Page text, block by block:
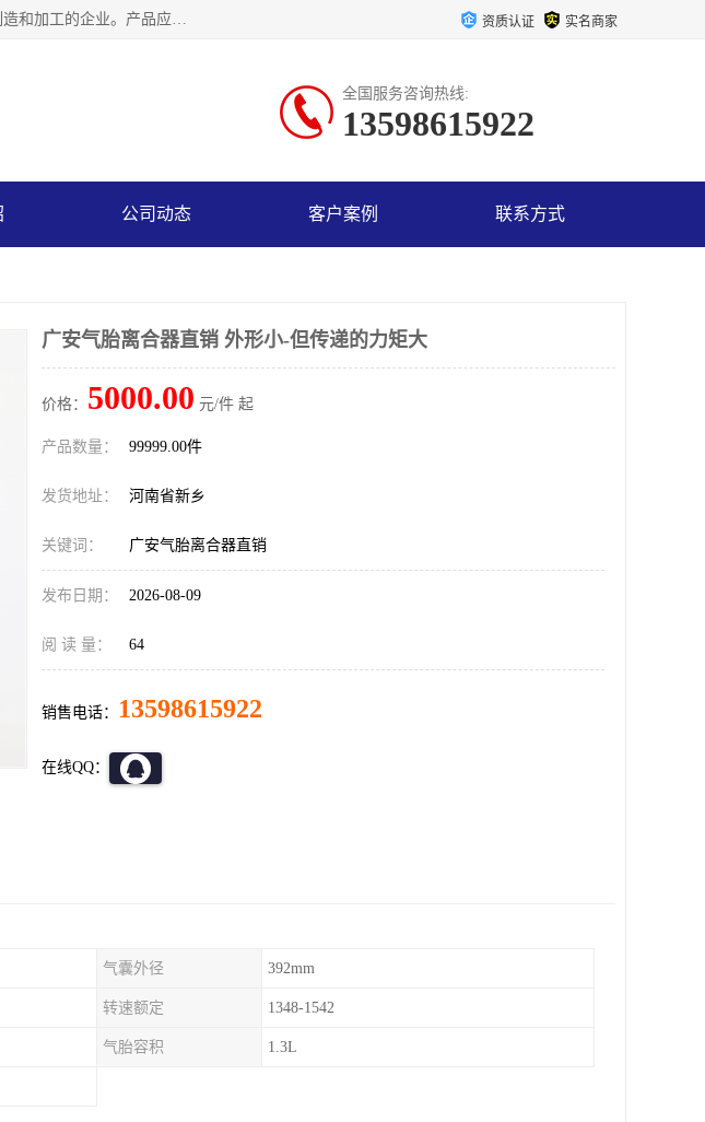
河南大林橡胶通信器材有限公司是一个专注于各种橡胶件、离合器及配件、泥浆泵及配件等产品设计制造和加工的企业。产品应用于矿山、冶金、石油、钢铁、化工、水泥、船舶、造纸、通用机械等各种大功率机械传动或制动装置。 资质认证 实名商家
全国服务咨询热线:
13598615922
公司动态 客户案例 联系方式
广安气胎离合器直销 外形小-但传递的力矩大
价格： 5000.00 元/件 起
产品数量： 99999.00件
发货地址： 河南省新乡
关键词： 广安气胎离合器直销
发布日期： 2026-08-09
阅 读 量： 64
销售电话： 13598615922
在线QQ：
气囊外径 392mm
转速额定 1348-1542
气胎容积 1.3L